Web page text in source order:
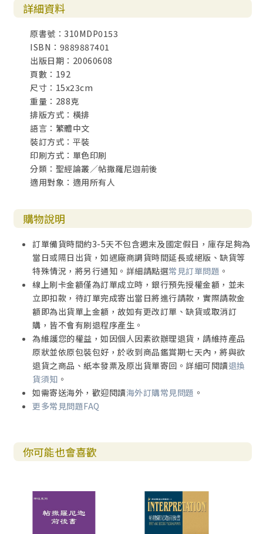
究竟原文是從起初或「初熟之果」？
經文重點和實際應用
上帝主動的愛
人需要回應
堅守使徒的傳統——上帝的啟示
有助明白經文的例子
忘恩負義的蠍子
升降機裡的蛻變
白白的恩典
有助實踐經文的默想
主是信實的（三１～５）
經文分段和寫作技巧
經文解釋和難解經文
「上帝的愛」和「基督的忍耐」是甚麼意思
經文重點和實際應用
人的信實
有助明白經文的例子
上帝死了？
掉了「信心」？
富有的神學院
有助實踐經文的默想
懲治不按規矩行事的弟兄 (三6-15)
經文分段和寫作技巧
經文解釋
經文重點和實際應用
主耶穌基督的名——教會權柄的源頭
愛的挽回——教會懲治的目的
有助明白經文的例子
總統也要服從指令
有助實踐經文的默想
信末問安 (三16-18)
詳細資料
原書號：310MDP0153
ISBN：9889887401
出版日期：20060608
頁數：192
尺寸：15x23cm
重量：288克
排版方式：橫排
語言：繁體中文
裝訂方式：平裝
印刷方式：單色印刷
分類：聖經論叢／帖撒羅尼迦前後
適用對象：適用所有人
購物說明
訂單備貨時間約3-5天不包含週末及國定假日，庫存足夠為
當日或隔日出貨，如遇廠商調貨時間延長或絕版、缺貨等
特殊情況，將另行通知。詳細請點選常見訂單問題 。
線上刷卡金額僅為訂單成立時，銀行預先授權金額，並未
立即扣款，待訂單完成寄出當日將進行請款，實際請款金
額即為出貨單上金額，故如有更改訂單、缺貨或取消訂
購，皆不會有刷退程序產生。
為維護您的權益，如因個人因素欲辦理退貨，請維持產品
原狀並依原包裝包好，於收到商品鑑賞期七天內，將與欲
退貨之商品、紙本發票及原出貨單寄回。詳細可閱讀退換
貨須知 。
如需寄送海外，歡迎閱讀海外訂購常見問題 。
更多常見問題FAQ
你可能也會喜歡